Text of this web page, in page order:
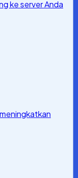
ke server Anda